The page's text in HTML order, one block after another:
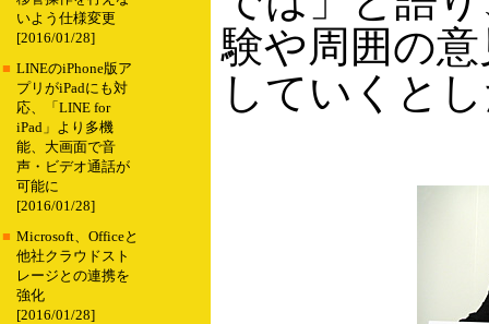
いよう仕様変更
[2016/01/28]
■ LINEのiPhone版ア
プリがiPadにも対
応、「LINE for
iPad」より多機
能、大画面で音
声・ビデオ通話が
可能に
[2016/01/28]
■ Microsoft、Officeと
他社クラウドスト
レージとの連携を
強化
[2016/01/28]
験や周囲の
していくと